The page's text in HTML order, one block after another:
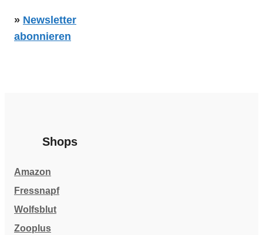
» Newsletter
abonnieren
Shops
Amazon
Fressnapf
Wolfsblut
Zooplus